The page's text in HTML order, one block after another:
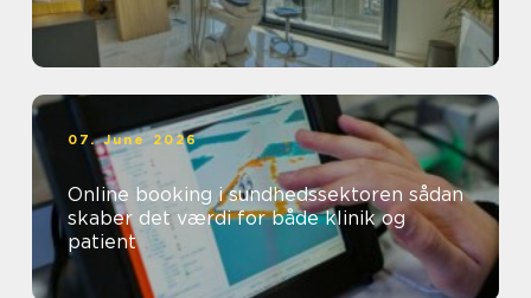
07. June 2026
Online booking i sundhedssektoren sådan
skaber det værdi for både klinik og
patient